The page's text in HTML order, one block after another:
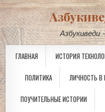
ГЛАВНАЯ ИСТОРИЯ
ПОЛИТИКА ЛИЧНОСТЬ В
ПОУЧИТЕЛЬНЫЕ ИСТОРИИ